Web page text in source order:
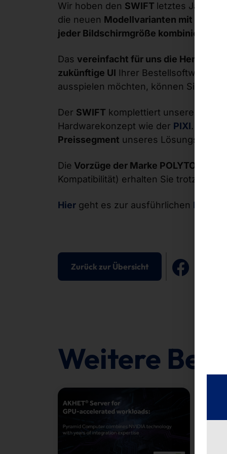
Wir hoben den SWIFT letztes Jahr mit
die neuen Modellvarianten mit 27“
jeder Bildschirmgröße kombinierbar.
Das vereinfacht für uns die Herstellung
zukünftige UI Ihrer Bestellsoftware
ausspielen möchten, können Sie
Der SWIFT komplettiert unsere
Hardwarekonzept wie der PIXI. Es ist
Preissegment unseres
Die Vorzüge der Marke POLYTOUCH®
Kompatibilität) erhalten Sie trotzdem
Hier geht es zur ausführlichen
Zurück zur Übersicht
Weitere